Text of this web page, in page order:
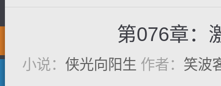
第076章：
小说： 侠光向阳生 作者： 笑波